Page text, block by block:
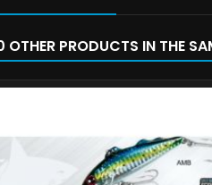
OTHER PRODUCTS IN THE